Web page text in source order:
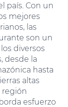
país. Con un
mejores
las
son un
diversos
desde la
hasta
altas
región
esfuerzo